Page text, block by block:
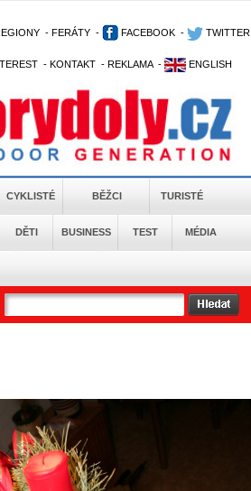
- FERÁTY - FACEBOOK - TWITTER
- KONTAKT - REKLAMA - ENGLISH
CYKLISTÉ BĚŽCI TURISTÉ
DĚTI BUSINESS TEST MÉDIA